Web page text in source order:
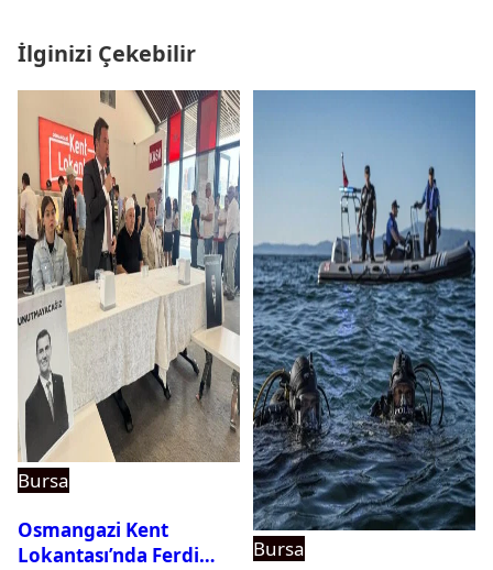
İlginizi Çekebilir
Bursa
Osmangazi Kent
Lokantası’nda Ferdi
Bursa